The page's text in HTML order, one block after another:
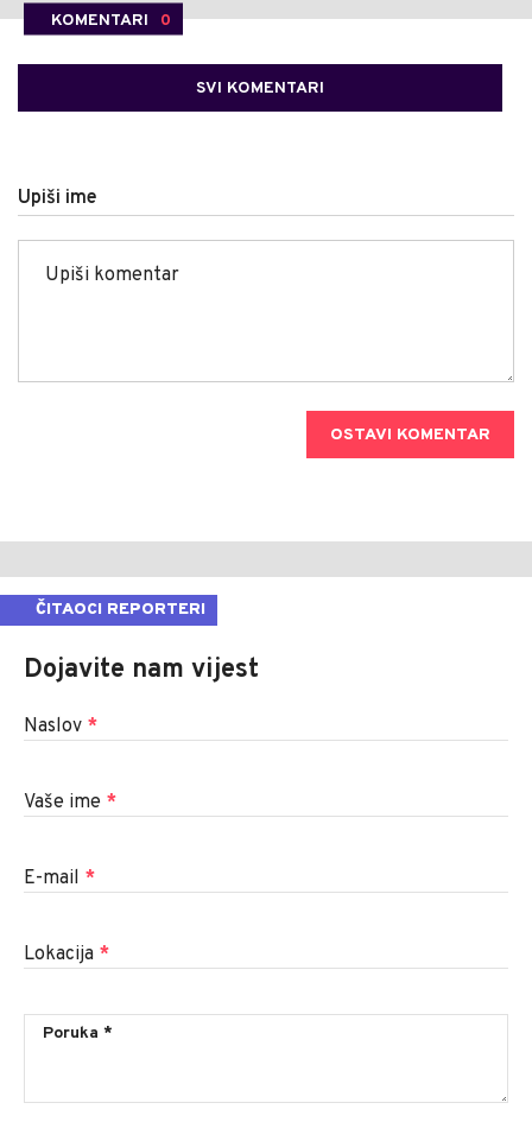
KOMENTARI 0
SVI KOMENTARI
Upiši ime
OSTAVI KOMENTAR
ČITAOCI REPORTERI
Dojavite nam vijest
Naslov *
Vaše ime *
E-mail *
Lokacija *